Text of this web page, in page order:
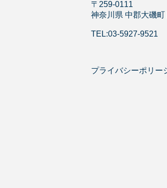
〒259-0111
神奈川県 中郡大磯
TEL:03-5927-9521
プライバシーポリー